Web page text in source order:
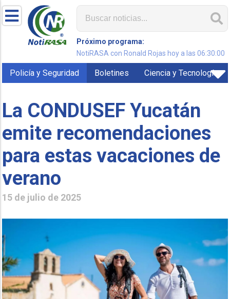
Próximo programa:
NotiRASA con Ronald Rojas hoy a las 06:30:00
Policía y Seguridad Boletines Ciencia y Tecnología
La CONDUSEF Yucatán
emite recomendaciones
para estas vacaciones de
verano
15 de julio de 2025